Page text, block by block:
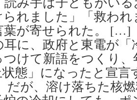
れました」「救わ
葉が寄せられた。
耳に、政府と東電が「
けて新語をつくり
状態」になったと宣
だが、溶け落ちた核